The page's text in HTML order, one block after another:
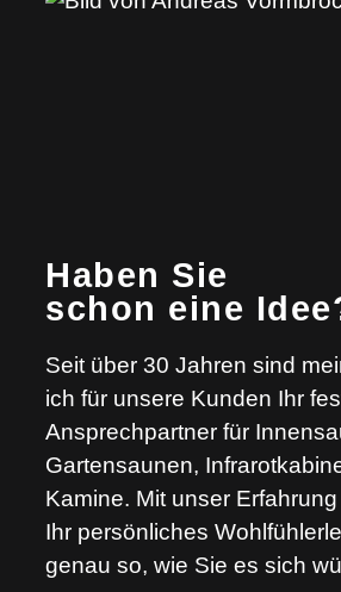
Haben Sie
schon eine
Seit über 30 Jahren sind
ich für unsere Kunden Ihr
Ansprechpartner für
Gartensaunen,
Kamine. Mit unser
Ihr persönliches
genau so, wie Sie es sich